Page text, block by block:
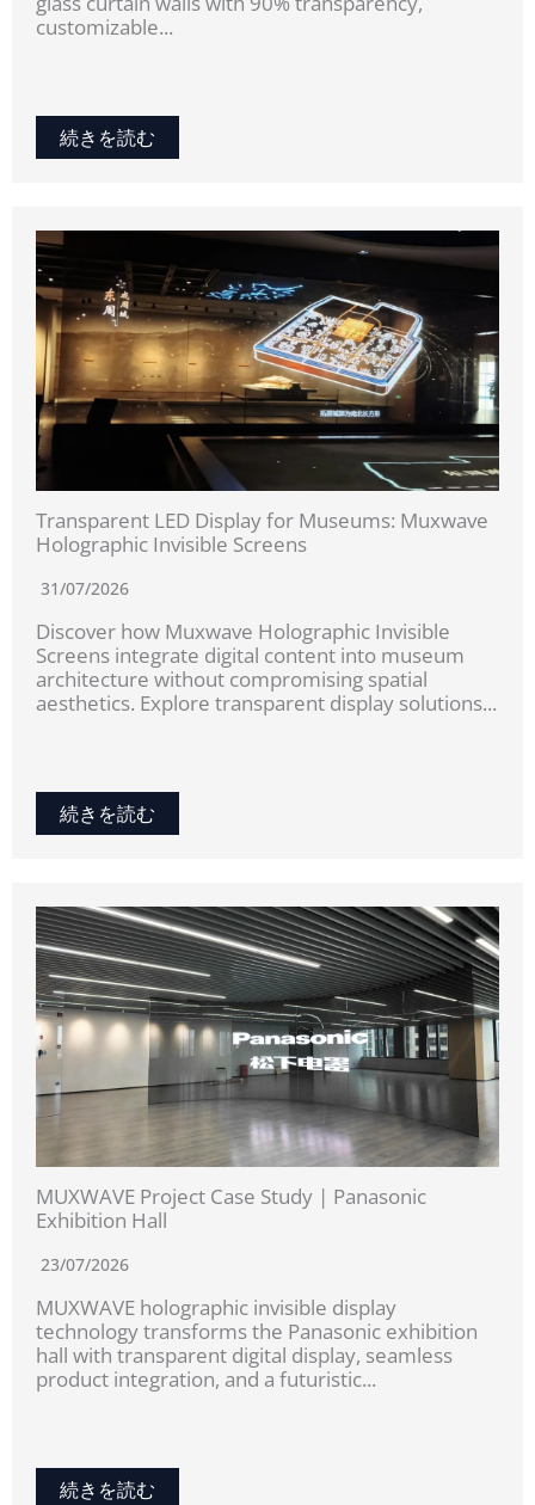
customizable...
続きを読む
Transparent LED Display for Museums: Muxwave
Holographic Invisible Screens
31/07/2026
Discover how Muxwave Holographic Invisible
Screens integrate digital content into museum
architecture without compromising spatial
aesthetics. Explore transparent display solutions...
続きを読む
MUXWAVE Project Case Study | Panasonic
Exhibition Hall
23/07/2026
MUXWAVE holographic invisible display
technology transforms the Panasonic exhibition
hall with transparent digital display, seamless
product integration, and a futuristic...
続きを読む